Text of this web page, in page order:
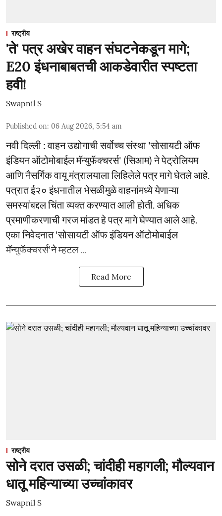
राष्ट्रीय
'ते' पत्र अखेर वाहन संघटनेकडून मागे;
E20 इंधनाबाबतची आकडेवारीत स्पष्टता
हवी!
Swapnil S
Published on: 06 Aug 2026, 5:54 am
नवी दिल्ली : वाहन उद्योगाची सर्वोच्च संस्था 'सोसायटी ऑफ
इंडियन ऑटोमोबाईल मॅन्युफॅक्चरर्स' (सिआम) ने पेट्रोलियम
आणि नैसर्गिक वायू मंत्रालयाला लिहिलेले पत्र मागे घेतले आहे.
पत्रात ई२० इंधनातील भेसळीमुळे वाहनांमध्ये येणाऱ्या
समस्यांबद्दल चिंता व्यक्त करण्यात आली होती. अधिक
प्रमाणीकरणाची गरज मांडत हे पत्र मागे घेण्यात आले आहे.
एका निवेदनात 'सोसायटी ऑफ इंडियन ऑटोमोबाईल
मॅन्युफॅक्चरर्स'ने म्हटल ...
Read More
राष्ट्रीय
सोने दरात उसळी; चांदीही महागली; मौल्यवान
धातू महिन्याच्या उच्चांकावर
Swapnil S